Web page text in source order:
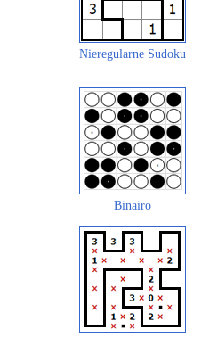
Nieregularne Sudoku
Binairo